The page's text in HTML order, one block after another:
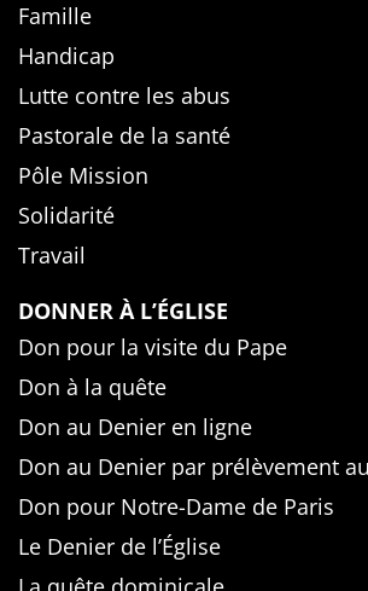
Famille
Handicap
Lutte contre les abus
Pastorale de la santé
Pôle Mission
Solidarité
Travail
DONNER À L’ÉGLISE
Don pour la visite du Pape
Don à la quête
Don au Denier en ligne
Don au Denier par prélèvement
Don pour Notre-Dame de Paris
Le Denier de l’Église